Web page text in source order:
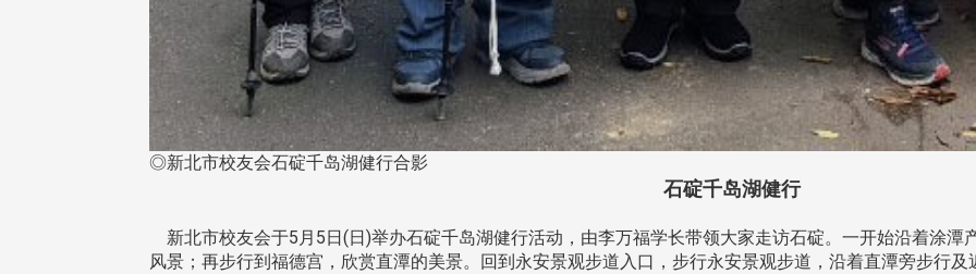
◎新北市校友会石碇千岛湖健行合影
石碇千岛湖健行
新北市校友会于5月5日(日)举办石碇千岛湖健行活动，由李万福学长带领大家走访石碇。一开始沿着涂潭
风景；再步行到福德宫，欣赏直潭的美景。回到永安景观步道入口，步行永安景观步道，沿着直潭旁步行